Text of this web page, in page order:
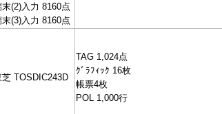
末(2)入力 8160点
末(3)入力 8160点
芝 TOSDIC243D
TAG 1,024点
ｸﾞﾗﾌｨｯｸ 16枚
帳票4枚
POL 1,000行